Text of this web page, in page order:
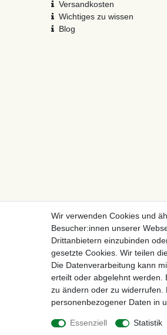
Versandkosten
Wichtiges zu wissen
Blog
Wir verwenden Cookies und
Besucher:innen unserer
Drittanbietern einzubinden
gesetzte Cookies. Wir teilen
Die Datenverarbeitung kann
erteilt oder abgelehnt werden.
zu ändern oder zu widerrufen.
personenbezogener Daten in
Essenziell Statistik